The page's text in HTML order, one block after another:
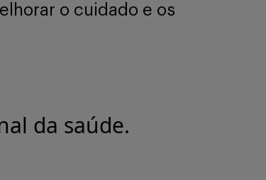
o cuidado e os
da saúde.